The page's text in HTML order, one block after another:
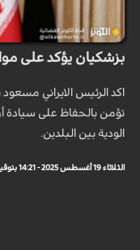
بزشكيان يؤكد على
اكد الرئيس الايراني
تؤمن بالحفاظ على سيادة
الودية بين البلدين.
الثلاثاء 19 أغسطس 2025 - 14:21 بتوقيت مكة